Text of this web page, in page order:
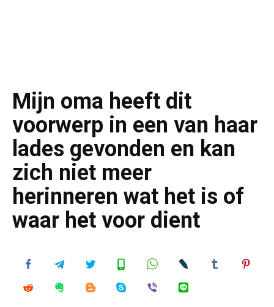
Mijn oma heeft dit
voorwerp in een van haar
lades gevonden en kan
zich niet meer
herinneren wat het is of
waar het voor dient